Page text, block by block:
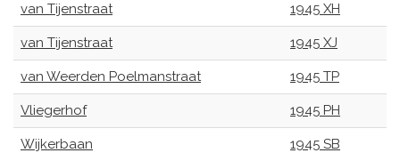
van Tijenstraat 1945 XH
van Tijenstraat 1945 XJ
van Weerden Poelmanstraat 1945 TP
Vliegerhof 1945 PH
Wijkerbaan 1945 SB